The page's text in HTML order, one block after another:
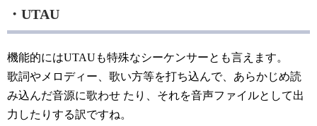
・UTAU
機能的にはUTAUも特殊なシーケンサーとも言えます。
歌詞やメロディー、歌い方等を打ち込んで、あらかじめ読
み込んだ音源に歌わせ たり、それを音声ファイルとして出
力したりする訳ですね。